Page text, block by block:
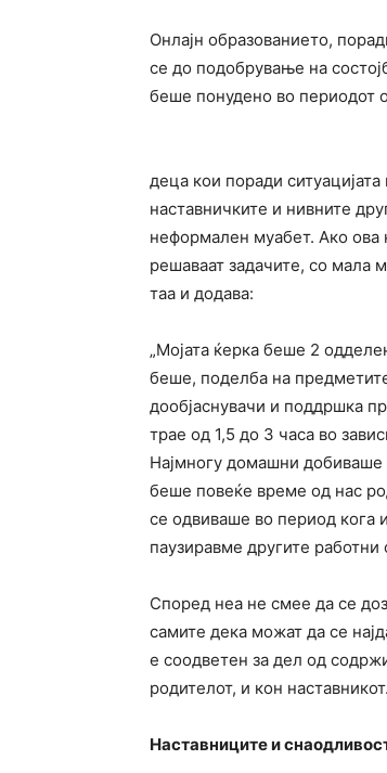
Онлајн образованието,
се до подобрување на
беше понудено во периодот
деца кои поради
наставничките и нивните
неформален муабет. Ако ова
решаваат задачите, со мала
таа и додава:
„Мојата ќерка беше 2
беше, поделба на
дообјаснувачи и поддршка
трае од 1,5 до 3 часа во
Најмногу домашни добиваше
беше повеќе време од нас
се одвиваше во период кога
паузиравме другите работни
Според неа не смее да се
самите дека можат да се
е соодветен за дел од
родителот, и кон наставникот.
Наставниците и